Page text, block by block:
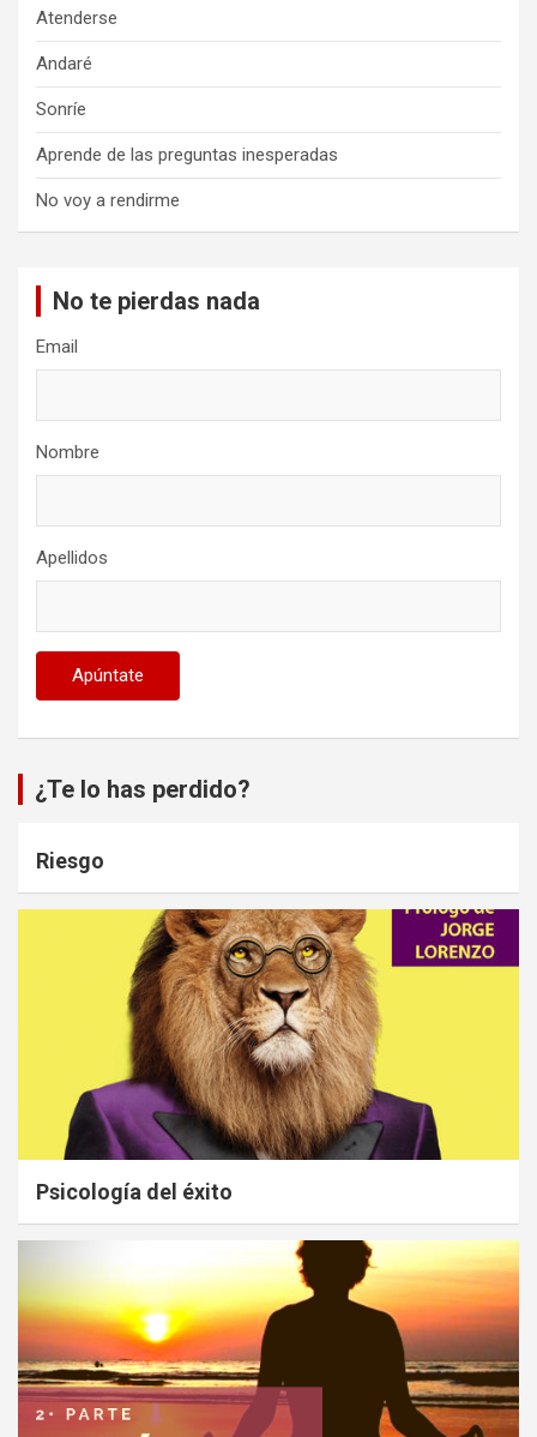
Atenderse
Andaré
Sonríe
Aprende de las preguntas inesperadas
No voy a rendirme
No te pierdas nada
Email
Nombre
Apellidos
¿Te lo has perdido?
Riesgo
Psicología del éxito